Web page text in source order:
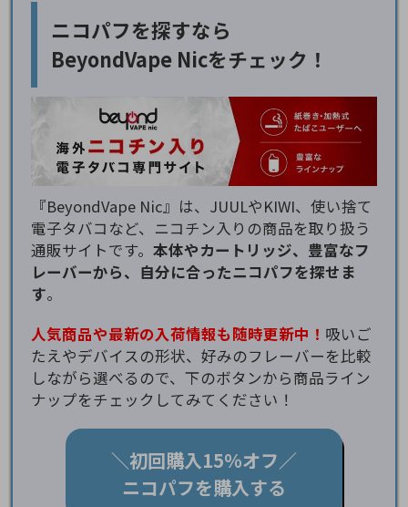
ニコパフを探すなら
BeyondVape Nicをチェック！
『BeyondVape Nic』は、JUULやKIWI、使い捨て
電子タバコなど、ニコチン入りの商品を取り扱う
通販サイトです。 本体やカートリッジ、豊富なフ
レーバーから、自分に合ったニコパフを探せま
す。
人気商品や最新の入荷情報も随時更新中！ 吸いご
たえやデバイスの形状、好みのフレーバーを比較
しながら選べるので、下のボタンから商品ライン
ナップをチェックしてみてください！
＼初回購入15％オフ／
ニコパフを購入する